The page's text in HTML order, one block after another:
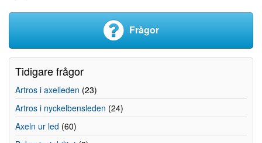
Frågor
Tidigare frågor
Artros i axelleden (23)
Artros i nyckelbensleden (24)
Axeln ur led (60)